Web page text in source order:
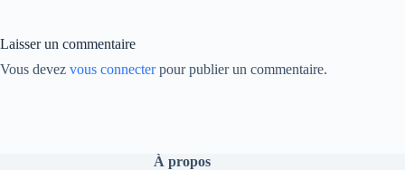
Laisser un commentaire
Vous devez vous connecterpour publier un commentaire.
À propos